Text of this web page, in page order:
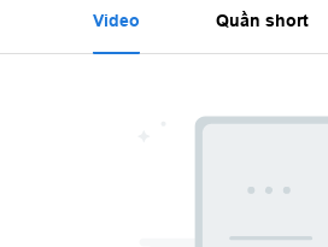
Video Quần short